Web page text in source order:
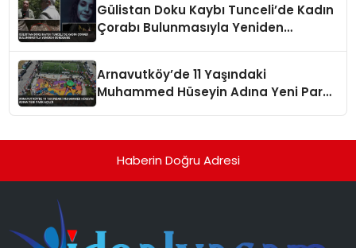
Gülistan Doku Kaybı Tunceli’de Kadın
Çorabı Bulunmasıyla Yeniden
Arnavutköy’de 11 Yaşındaki
Muhammed Hüseyin Adına Yeni Park
Haberin Doğru Adresi